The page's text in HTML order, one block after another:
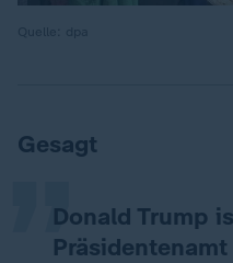
Gesagt
Donald Trump
„